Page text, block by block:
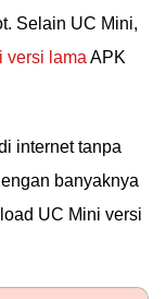
Selain UC Mini,
versi lama APK
internet tanpa
banyaknya
UC Mini versi